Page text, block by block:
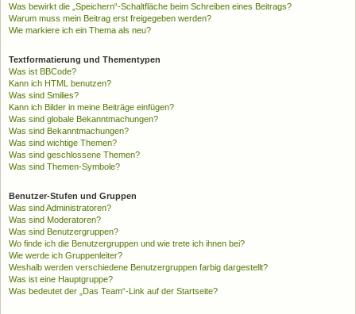
Was bewirkt die „Speichern“-Schaltfläche beim Schreiben eines Beitrags?
Warum muss mein Beitrag erst freigegeben werden?
Wie markiere ich ein Thema als neu?
Textformatierung und Thementypen
Was ist BBCode?
Kann ich HTML benutzen?
Was sind Smilies?
Kann ich Bilder in meine Beiträge einfügen?
Was sind globale Bekanntmachungen?
Was sind Bekanntmachungen?
Was sind wichtige Themen?
Was sind geschlossene Themen?
Was sind Themen-Symbole?
Benutzer-Stufen und Gruppen
Was sind Administratoren?
Was sind Moderatoren?
Was sind Benutzergruppen?
Wo finde ich die Benutzergruppen und wie trete ich ihnen bei?
Wie werde ich Gruppenleiter?
Weshalb werden verschiedene Benutzergruppen farbig dargestellt?
Was ist eine Hauptgruppe?
Was bedeutet der „Das Team“-Link auf der Startseite?